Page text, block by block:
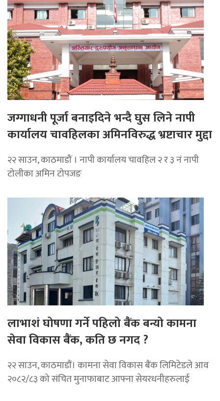
जग्गाधनी पूर्जा बनाइदिने भन्दै घुस लिने नापी
कार्यालय चावहिलका अमिनविरुद्ध भ्रष्टाचार मुद्दा
२२ साउन, काठमाडौं । नापी कार्यालय चावहिल २ र ३ नं नापी
टोलीका अमिन टोपजङ
लाभाशं घोषणा गर्ने पहिलो बैंक बन्यो कामना
सेवा विकास बैंक, कति छ नगद ?
२२ साउन, काठमाडाैं। कामना सेवा विकास बैंक लिमिटेडले आव
२०८२/८३ को संचित मुनाफाबाट आफ्ना सेयरधनीहरुलाई